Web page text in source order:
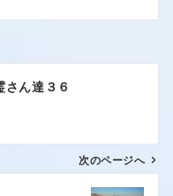
ん達３６
次のページへ